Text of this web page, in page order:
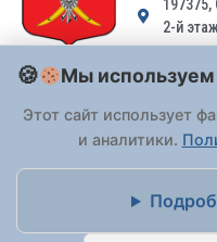
197375,
2-й
Заявления и обращения
Федерального закона
принимаются только: по
или лично при
На Сайте действует
Мы
Этот сайт использует
и аналитики.